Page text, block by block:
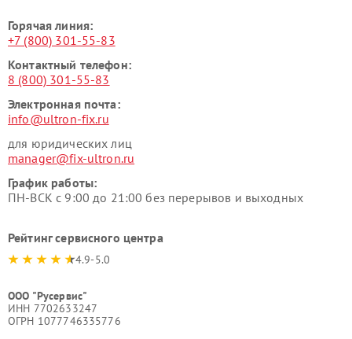
Горячая линия:
+7 (800) 301-55-83
Контактный телефон:
8 (800) 301-55-83
Электронная почта:
info@ultron-fix.ru
для юридических лиц
manager@fix-ultron.ru
График работы:
ПН-ВСК с 9:00 до 21:00 без перерывов и выходных
Рейтинг сервисного центра
4.9-5.0
ООО "Русервис"
ИНН 7702633247
ОГРН 1077746335776